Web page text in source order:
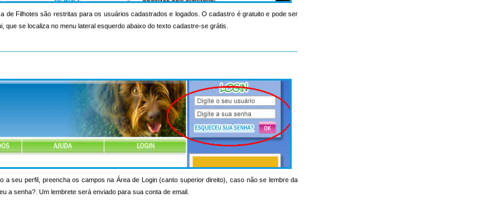
de Filhotes são restritas para os usuários cadastrados e logados. O cadastro é gratuito e pode ser
que se localiza no menu lateral esquerdo abaixo do texto cadastre-se grátis.
a seu perfil, preencha os campos na Área de Login (canto superior direito), caso não se lembre da
a senha?. Um lembrete será enviado para sua conta de email.